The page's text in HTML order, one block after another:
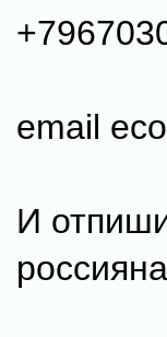
email
И